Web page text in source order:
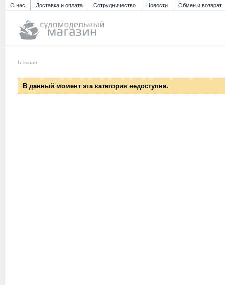
О нас Доставка и оплата Сотрудничество Новости Обмен и возврат
Главная
В данный момент эта категория недоступна.